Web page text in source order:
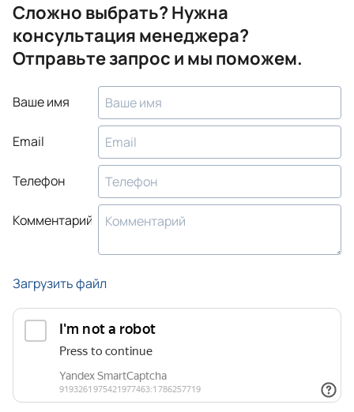
Сложно выбрать? Нужна
консультация менеджера?
Отправьте запрос и мы поможем.
Ваше имя
Email
Телефон
Комментарий
Загрузить файл